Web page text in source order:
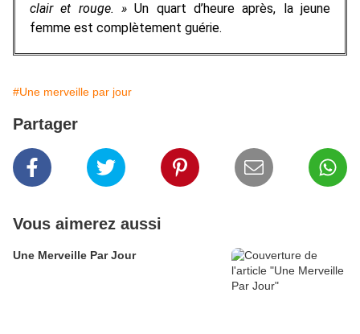
clair et rouge. » Un quart d’heure après, la jeune
femme est complètement guérie.
#Une merveille par jour
Partager
Vous aimerez aussi
Une Merveille Par Jour